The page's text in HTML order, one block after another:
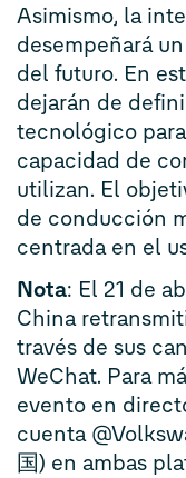
Asimismo, la
desempeñará
del futuro. En
dejarán de
tecnológico
capacidad de
utilizan. El
de conducción
centrada en el
Nota: El 21 de
China
través de sus
WeChat. Para
evento en
cuenta
国) en ambas